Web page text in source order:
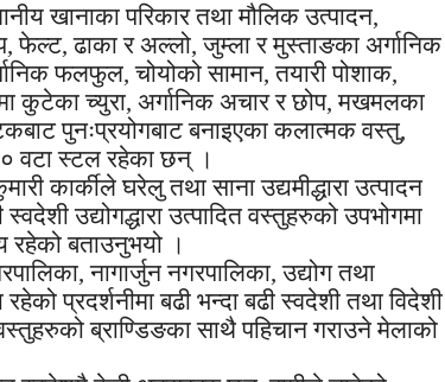
खानाका परिकार तथा मौलिक उत्पादन,
फेल्ट, ढाका र अल्लो, जुम्ला र मुस्ताङका अर्गानिक
फलफुल, चोयोको सामान, तयारी पोशाक,
कुटेका च्युरा, अर्गानिक अचार र छोप, मखमलका
पुनःप्रयोगबाट बनाइएका कलात्मक वस्तु,
वटा स्टल रहेका छन् ।
कार्कीले घरेलु तथा साना उद्यमीद्धारा उत्पादन
उद्योगद्धारा उत्पादित वस्तुहरुको उपभोगमा
रहेको बताउनुभयो ।
नागार्जुन नगरपालिका, उद्योग तथा
प्रदर्शनीमा बढी भन्दा बढी स्वदेशी तथा विदेशी
ब्राण्डिङका साथै पहिचान गराउने मेलाको